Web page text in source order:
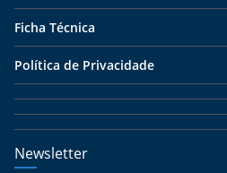
Ficha Técnica
Política de Privacidade
Newsletter